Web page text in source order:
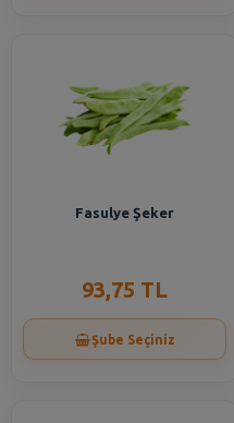
Fasulye Şeker
93,75 TL
Şube Seçiniz